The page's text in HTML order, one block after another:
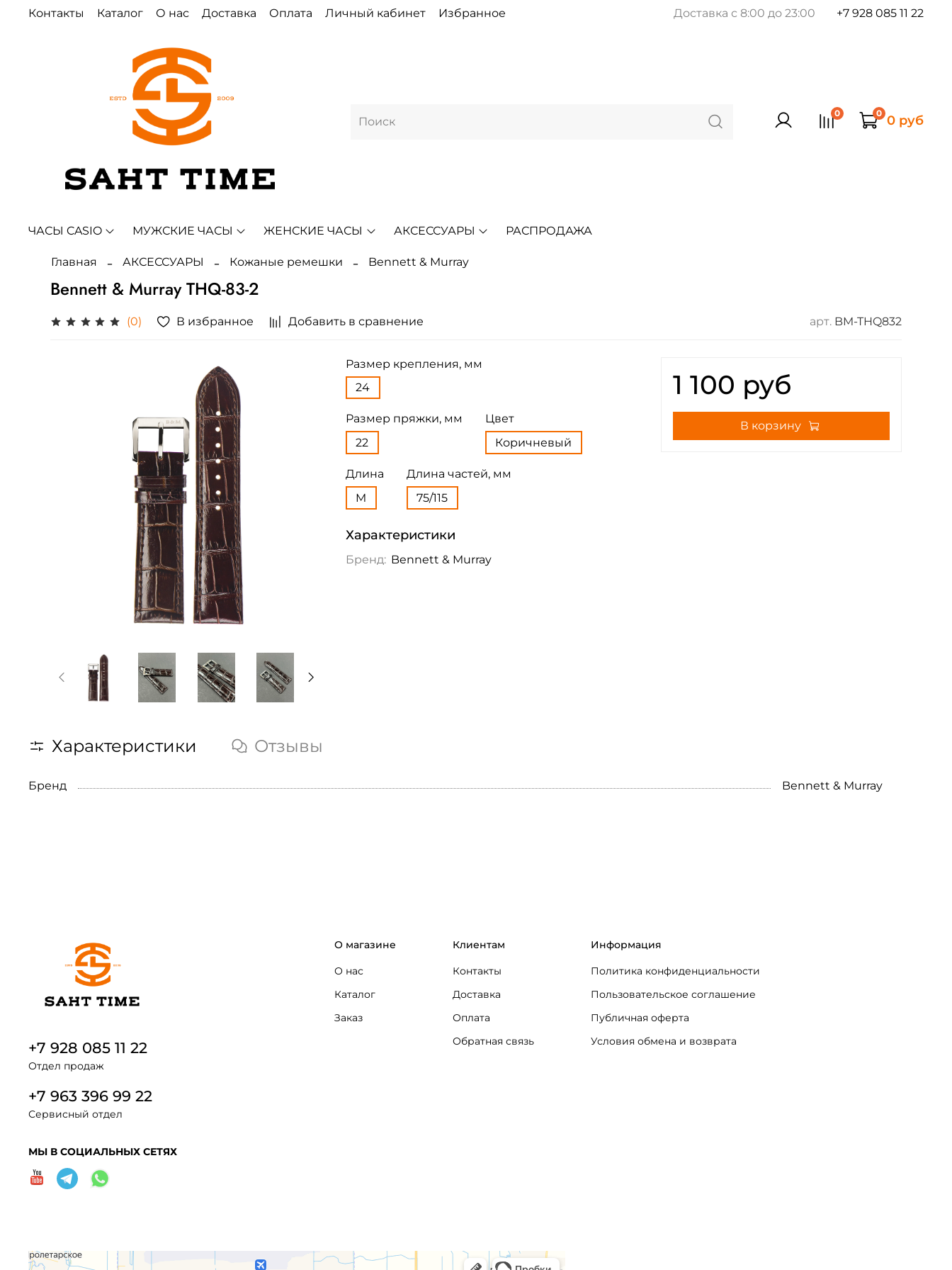
Контакты Каталог О нас Доставка Оплата Личный кабинет Избранное Доставка с 8:00 до 23:00 +7 928 085 11 22
0 0 0 руб
ЧАСЫ CASIO МУЖСКИЕ ЧАСЫ ЖЕНСКИЕ ЧАСЫ АКСЕССУАРЫ РАСПРОДАЖА
Главная АКСЕССУАРЫ Кожаные ремешки Bennett & Murray
Bennett & Murray THQ-83-2
(0) В избранное Добавить в сравнение арт. BM-THQ832
Размер крепления, мм
24
Размер пряжки, мм
22
Цвет
Коричневый
Длина
M
Длина частей, мм
75/115
Характеристики
Бренд: Bennett & Murray
1 100 руб
В корзину
Характеристики Отзывы
Бренд Bennett & Murray
О магазине
О нас
Каталог
Заказ
Клиентам
Контакты
Доставка
Оплата
Обратная связь
Информация
Политика конфиденциальности
Пользовательское соглашение
Публичная оферта
Условия обмена и возврата
+7 928 085 11 22
Отдел продаж
+7 963 396 99 22
Сервисный отдел
МЫ В СОЦИАЛЬНЫХ СЕТЯХ